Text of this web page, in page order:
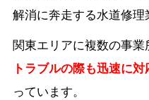
解消に奔走する水道修理
関東エリアに複数の事業
トラブルの際も迅速に
っています。